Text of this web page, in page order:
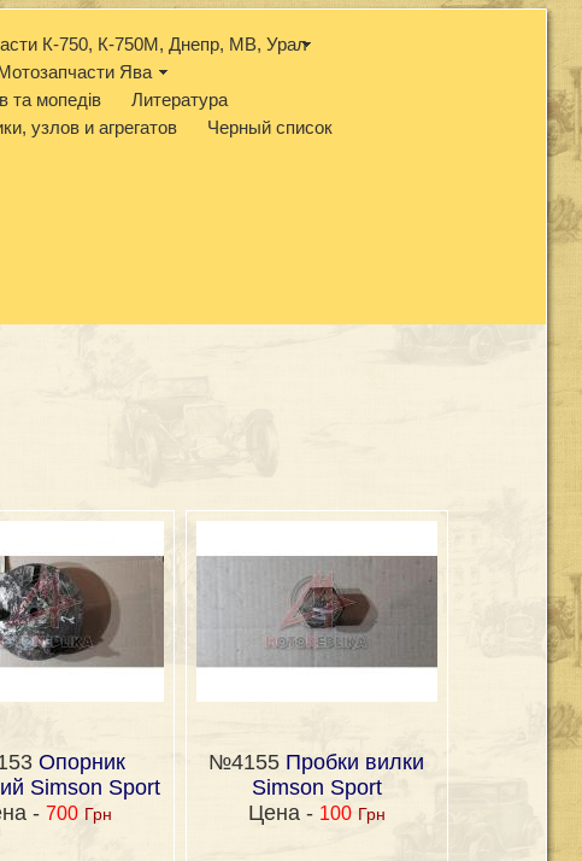
К-750, К-750М, Днепр, МВ, Урал
Ява
та мопедів
Литература
узлов и агрегатов
Черный список
Опорник
Simson Sport
- 700 Грн
№4155 Пробки вилки
Simson Sport
Цена - 100 Грн